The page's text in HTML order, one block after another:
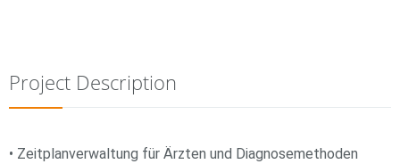
Project Description
• Zeitplanverwaltung für Ärzten und Diagnosemethoden